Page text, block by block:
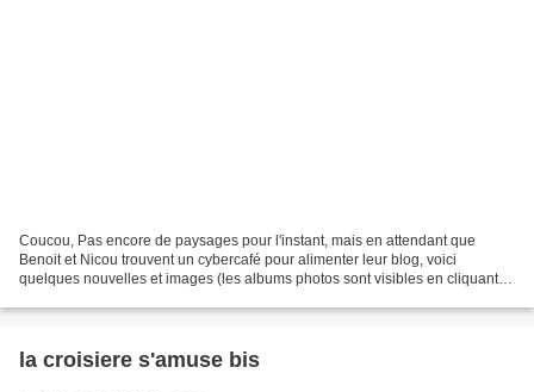
Coucou, Pas encore de paysages pour l'instant, mais en attendant que
Benoit et Nicou trouvent un cybercafé pour alimenter leur blog, voici
quelques nouvelles et images (les albums photos sont visibles en cliquant
la croisiere s'amuse bis